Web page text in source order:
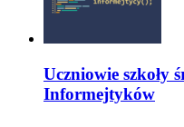
Uczniowie szkoły
Informejtyków